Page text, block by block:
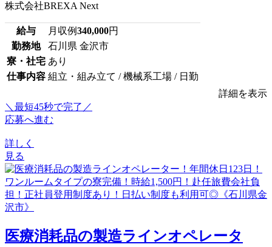
株式会社BREXA Next
給与 月収例340,000円
勤務地
石川県 金沢市
寮・社宅 あり
仕事内容 組立・組み立て / 機械系工場 / 日勤
詳細を表示
＼最短45秒で完了／
応募へ進む
詳しく
見る
医療消耗品の製造ラインオペレータ